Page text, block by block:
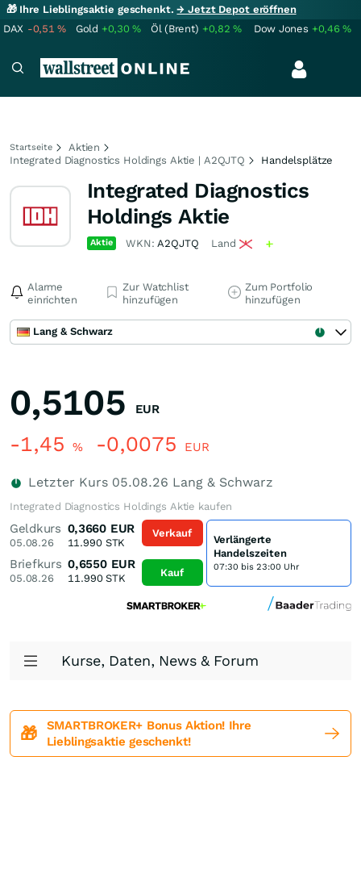
🎁 Ihre Lieblingsaktie geschenkt.→ Jetzt Depot eröffnen
DAX -0,51% Gold +0,30% Öl (Brent) +0,82% Dow Jones +0,46%
Startseite
Aktien
Integrated Diagnostics Holdings Aktie | A2QJTQ
Handelsplätze
Integrated Diagnostics
Holdings Aktie
Aktie WKN:A2QJTQ Land
Alarme
einrichten
Zur Watchlist
hinzufügen
Zum Portfolio
hinzufügen
Lang & Schwarz
0,5105 EUR
-1,45 % -0,0075 EUR
Letzter Kurs 05.08.26 Lang & Schwarz
Integrated Diagnostics Holdings Aktie kaufen
Geldkurs
05.08.26
0,3660 EUR
11.990STK
Briefkurs
05.08.26
0,6550 EUR
11.990STK
Verkauf
Kauf
Verlängerte
Handelszeiten
07:30 bis 23:00 Uhr
Kurse, Daten, News & Forum
🎁
SMARTBROKER+ Bonus Aktion! Ihre
Lieblingsaktie geschenkt!